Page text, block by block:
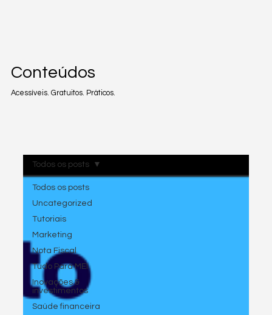
Conteúdos
Acessíveis. Gratuitos. Práticos.
Todos os posts
Uncategorized
Tutoriais
Marketing
Nota Fiscal
Tudo Para MEI
Inovações &
investimentos
Saúde financeira
Todos os posts